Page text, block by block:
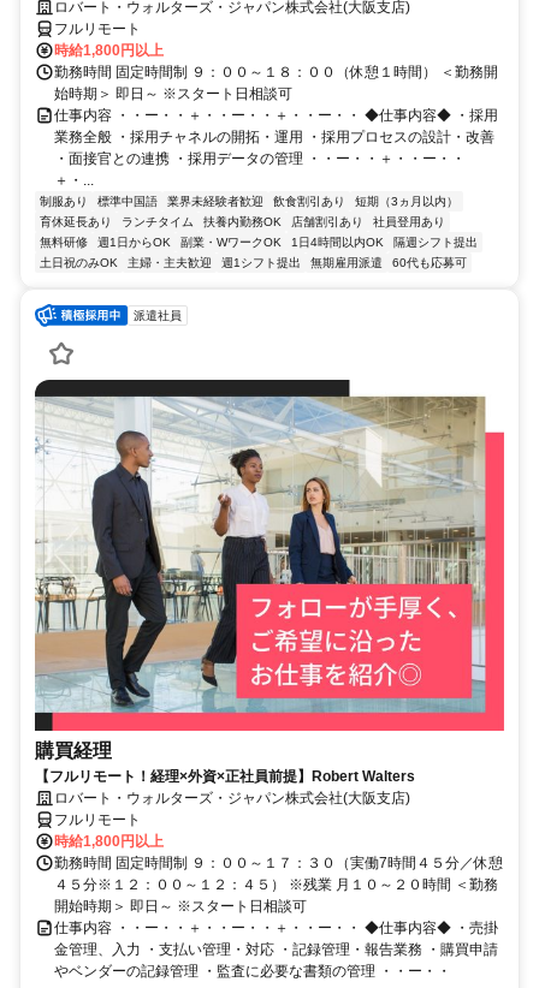
英語】Robert Walters
ロバート・ウォルターズ・ジャパン株式会社(大阪支店)
フルリモート
時給1,800円以上
勤務時間 固定時間制 ９：００～１８：００（休憩１時間） ＜勤務開
始時期＞ 即日～ ※スタート日相談可
仕事内容 ・・ー・・＋・・ー・・＋・・ー・・ ◆仕事内容◆ ・採用
業務全般 ・採用チャネルの開拓・運用 ・採用プロセスの設計・改善
・面接官との連携 ・採用データの管理 ・・ー・・＋・・ー・・
＋・...
制服あり 標準中国語 業界未経験者歓迎 飲食割引あり
短期（3ヵ月以内）
育休延長あり
ランチタイム 扶養内勤務OK 店舗割引あり
社員登用あり
無料研修
週1日からOK 副業・WワークOK 1日4時間以内OK
隔週シフト提出
土日祝のみOK
主婦・主夫歓迎 週1シフト提出 無期雇用派遣 60代も応募可
派遣社員
購買経理
【フルリモート！経理×外資×正社員前提】Robert Walters
ロバート・ウォルターズ・ジャパン株式会社(大阪支店)
フルリモート
時給1,800円以上
勤務時間 固定時間制 ９：００～１７：３０（実働7時間４５分／休憩
４５分※１２：００～１２：４５） ※残業 月１０～２０時間 ＜勤務
開始時期＞ 即日～ ※スタート日相談可
仕事内容 ・・ー・・＋・・ー・・＋・・ー・・ ◆仕事内容◆ ・売掛
金管理、入力 ・支払い管理・対応 ・記録管理・報告業務 ・購買申請
やベンダーの記録管理 ・監査に必要な書類の管理 ・・ー・・